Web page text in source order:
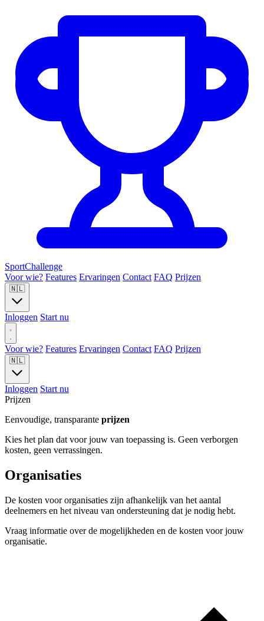
SportChallenge
Voor wie? Features Ervaringen Contact FAQ Prijzen
🇳🇱
Inloggen Start nu
Voor wie? Features Ervaringen Contact FAQ Prijzen
🇳🇱
Inloggen Start nu
Prijzen
Eenvoudige, transparante prijzen
Kies het plan dat voor jouw van toepassing is. Geen verborgen
kosten, geen verrassingen.
Organisaties
De kosten voor organisaties zijn afhankelijk van het aantal
deelnemers en het niveau van ondersteuning dat je nodig hebt.
Vraag informatie over de mogelijkheden en de kosten voor jouw
organisatie.